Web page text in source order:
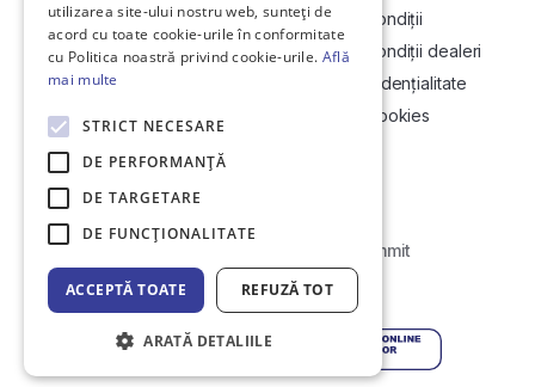
Informații utile vizionare
Contact
Soluționarea Online a litigiilor
ANCP
Termeni și condiții
Termeni și condiții dealeri
Politică confidențialitate
Politica de cookies
Initial Commit
© Copyright 2026 DirektCar
utilizarea site-ului nostru web, sunteți de
acord cu toate cookie-urile în conformitate
cu Politica noastră privind cookie-urile. Află
mai multe
STRICT NECESARE
DE PERFORMANȚĂ
DE TARGETARE
DE FUNCŢIONALITATE
ACCEPTĂ TOATE REFUZĂ TOT
ARATĂ DETALIILE